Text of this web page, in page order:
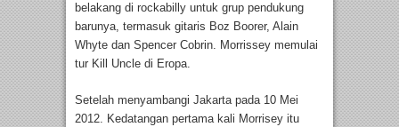
belakang di rockabilly untuk grup pendukung
barunya, termasuk gitaris Boz Boorer, Alain
Whyte dan Spencer Cobrin. Morrissey memulai
tur Kill Uncle di Eropa.
Setelah menyambangi Jakarta pada 10 Mei
2012. Kedatangan pertama kali Morrisey itu